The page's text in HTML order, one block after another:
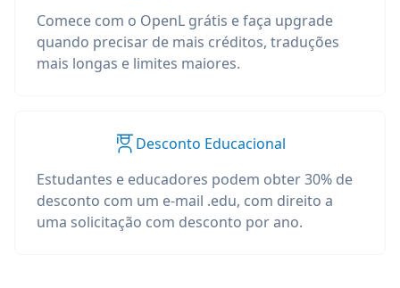
Comece com o OpenL grátis e faça upgrade
quando precisar de mais créditos, traduções
mais longas e limites maiores.
Desconto Educacional
Estudantes e educadores podem obter 30% de
desconto com um e-mail .edu, com direito a
uma solicitação com desconto por ano.